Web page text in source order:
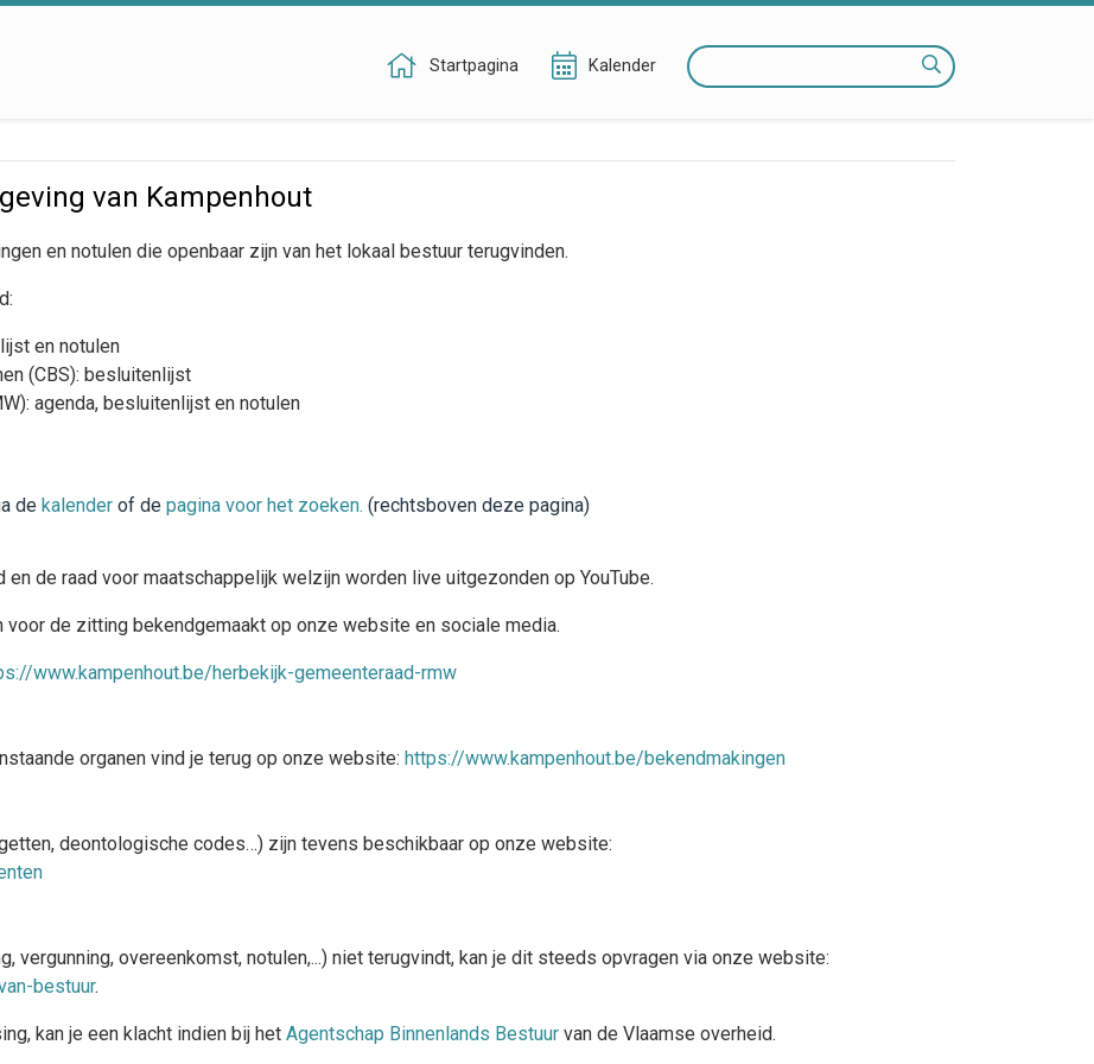
Startpagina Kalender Zoeken
van Kampenhout
en notulen die openbaar zijn van het lokaal bestuur terugvinden.
:
en notulen
(CBS): besluitenlijst
agenda, besluitenlijst en notulen
de kalender of de pagina voor het zoeken. (rechtsboven deze pagina)
de raad voor maatschappelijk welzijn worden live uitgezonden op YouTube.
voor de zitting bekendgemaakt op onze website en sociale media.
www.kampenhout.be/herbekijk-gemeenteraad-rmw
organen vind je terug op onze website: https://www.kampenhout.be/bekendmakingen
deontologische codes…) zijn tevens beschikbaar op onze website:
vergunning, overeenkomst, notulen,...) niet terugvindt, kan je dit steeds opvragen via onze website:
bestuur.
kan je een klacht indien bij het Agentschap Binnenlands Bestuur van de Vlaamse overheid.